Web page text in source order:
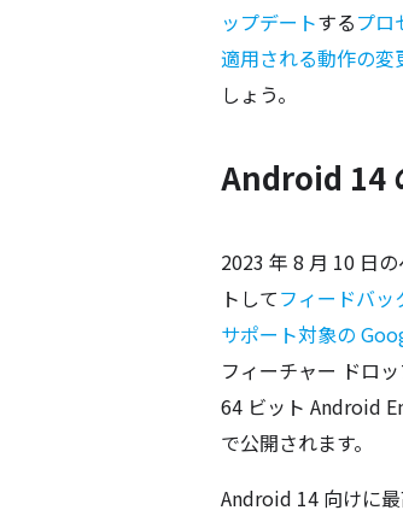
ップデートするプロ
適用される動作の変
しょう。
Android 14
2023 年 8 月 10 日
トしてフィードバッ
サポート対象の
フィーチャー ドロ
64 ビット Android
で公開されます。
Android 14 向けに最